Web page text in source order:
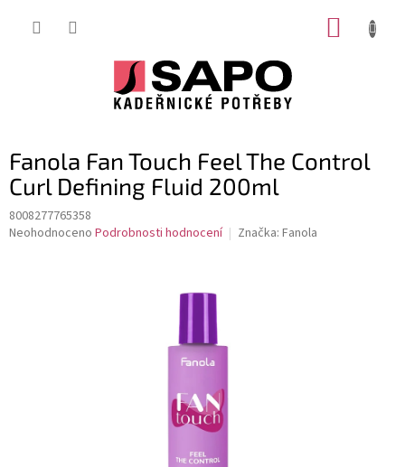
Fanola Fan Touch Feel The Control
Curl Defining Fluid 200ml
8008277765358
Průměrné
Neohodnoceno Podrobnosti hodnocení Značka: Fanola